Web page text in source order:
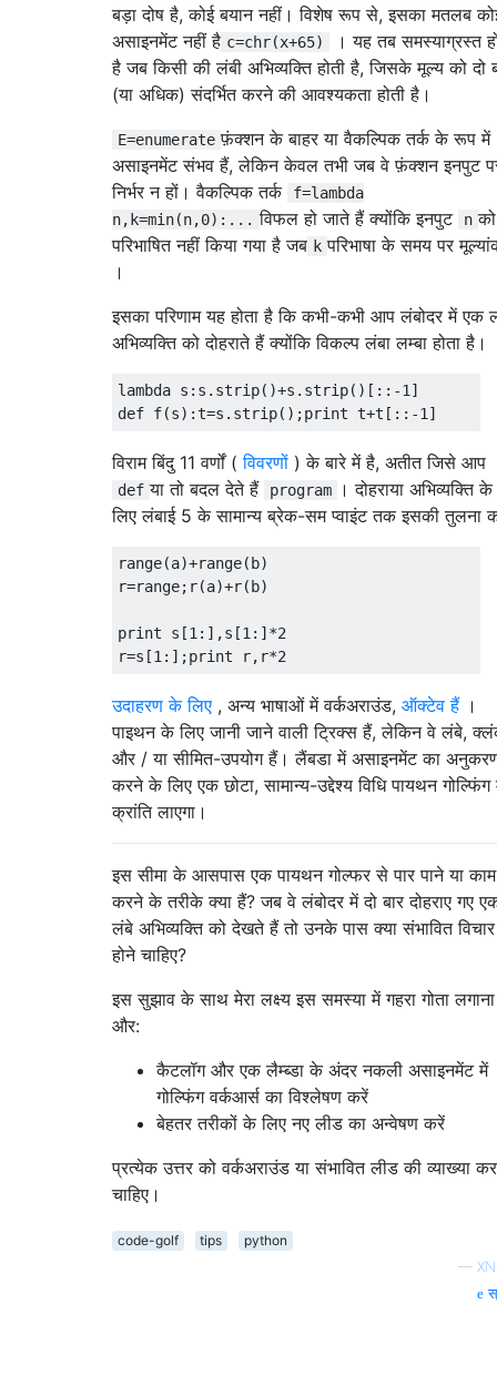
बड़ा दोष है, कोई बयान नहीं। विशेष रूप से, इसका मतलब
असाइनमेंट नहीं है c=chr(x+65)
। यह तब समस्याग्रस्त
है जब किसी की लंबी अभिव्यक्ति होती है, जिसके मूल्य को दो
(या अधिक) संदर्भित करने की आवश्यकता होती है।
E=enumerate फ़ंक्शन के बाहर या वैकल्पिक तर्क के रूप में
असाइनमेंट संभव हैं, लेकिन केवल तभी जब वे फ़ंक्शन इनपुट
निर्भर न हों। वैकल्पिक तर्क
f=lambda
n,k=min(n,0):... विफल हो जाते हैं क्योंकि इनपुट n को
परिभाषित नहीं किया गया है जब k परिभाषा के समय पर
।
इसका परिणाम यह होता है कि कभी-कभी आप लंबोदर में एक
अभिव्यक्ति को दोहराते हैं क्योंकि विकल्प लंबा लम्बा होता है।
lambda s : s . strip()+s . strip()[::-1 ]
def f(s):t=s . strip();print t+t [::-1 ]
विराम बिंदु 11 वर्णों (विवरणों ) के बारे में है, अतीत जिसे आप
def या तो बदल देते हैं program
। दोहराया अभिव्यक्ति के
लिए लंबाई 5 के सामान्य ब्रेक-सम प्वाइंट तक इसकी तुलना
range(a)+range( b)
r=range; r(a)+r( b)
print s [1 :],s [1 :]*2
r=s [1 :];print r, r*2
उदाहरण के लिए , अन्य भाषाओं में वर्कअराउंड, ऑक्टेव हैं।
पाइथन के लिए जानी जाने वाली ट्रिक्स हैं, लेकिन वे लंबे,
और / या सीमित-उपयोग हैं। लैंबडा में असाइनमेंट का
करने के लिए एक छोटा, सामान्य-उद्देश्य विधि पायथन गोल्फिंग
क्रांति लाएगा।
इस सीमा के आसपास एक पायथन गोल्फर से पार पाने या काम
करने के तरीके क्या हैं? जब वे लंबोदर में दो बार दोहराए गए
लंबे अभिव्यक्ति को देखते हैं तो उनके पास क्या संभावित विचार
होने चाहिए?
इस सुझाव के साथ मेरा लक्ष्य इस समस्या में गहरा गोता
और:
कैटलॉग और एक लैम्ब्डा के अंदर नकली असाइनमेंट में
गोल्फिंग वर्कआर्स का विश्लेषण करें
बेहतर तरीकों के लिए नए लीड का अन्वेषण करें
प्रत्येक उत्तर को वर्कअराउंड या संभावित लीड की व्याख्या
चाहिए।
code-golf tips
python
—